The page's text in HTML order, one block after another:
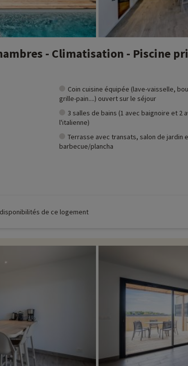
- Climatisation - Piscine
Coin cuisine équipée (lave-vaisselle,
grille-pain....) ouvert sur le séjour
3 salles de bains (1 avec baignoire et 2
l'italienne)
Terrasse avec transats, salon de jardin
barbecue/plancha
de ce logement